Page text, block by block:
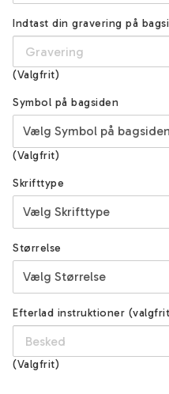
Indtast din gravering på
(Valgfrit)
Symbol på bagsiden
(Valgfrit)
Skrifttype
Størrelse
Efterlad instruktioner
(Valgfrit)